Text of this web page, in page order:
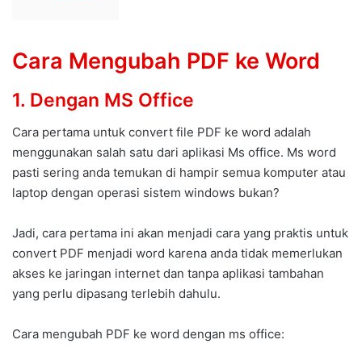
Cara Mengubah PDF ke Word
1. Dengan MS Office
Cara pertama untuk convert file PDF ke word adalah
menggunakan salah satu dari aplikasi Ms office. Ms word
pasti sering anda temukan di hampir semua komputer atau
laptop dengan operasi sistem windows bukan?
Jadi, cara pertama ini akan menjadi cara yang praktis untuk
convert PDF menjadi word karena anda tidak memerlukan
akses ke jaringan internet dan tanpa aplikasi tambahan
yang perlu dipasang terlebih dahulu.
Cara mengubah PDF ke word dengan ms office: